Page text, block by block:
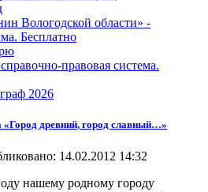
Вологодской области» -
Бесплатно
правовая система.
2026
«Город древний, город славный…»
14.02.2012 14:32
нашему родному городу